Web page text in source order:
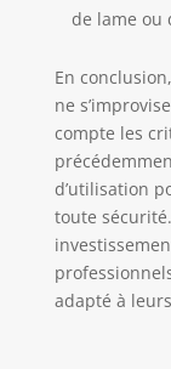
de lame ou
En
ne
compte les
d’utilisation
toute
adapté à